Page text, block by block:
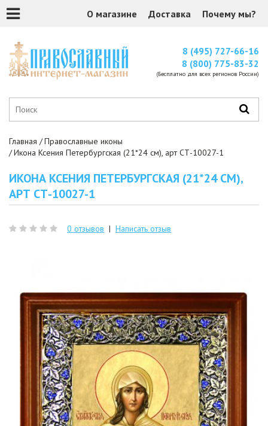
О магазине Доставка Почему мы?
8 (495) 727-66-16
8 (800) 775-83-32
(Бесплатно для всех регионов России)
Главная
Православные иконы
Икона Ксения Петербургская (21*24 см), арт СТ-10027-1
ИКОНА КСЕНИЯ ПЕТЕРБУРГСКАЯ (21*24 СМ),
АРТ СТ-10027-1
0 отзывов | Написать отзыв